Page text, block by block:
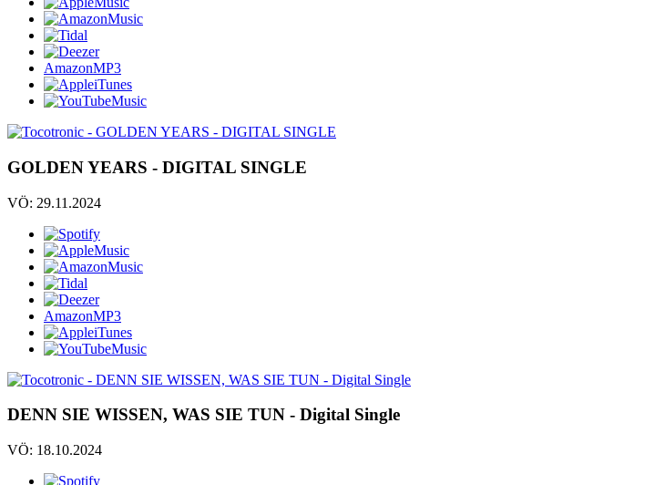
AmazonMP3
GOLDEN YEARS - DIGITAL SINGLE
VÖ: 29.11.2024
AmazonMP3
DENN SIE WISSEN, WAS SIE TUN - Digital Single
VÖ: 18.10.2024